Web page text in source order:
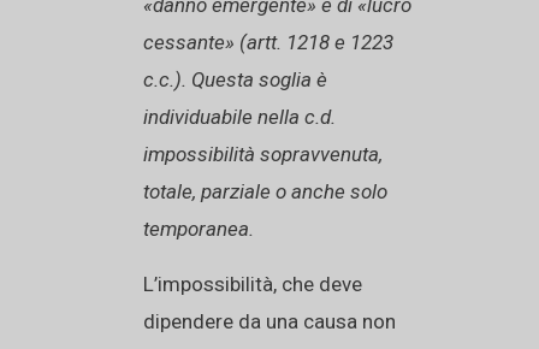
«danno emergente» e di «lucro
cessante» (artt. 1218 e 1223
c.c.). Questa soglia è
individuabile nella c.d.
impossibilità sopravvenuta,
totale, parziale o anche solo
temporanea.
L’impossibilità, che deve
dipendere da una causa non